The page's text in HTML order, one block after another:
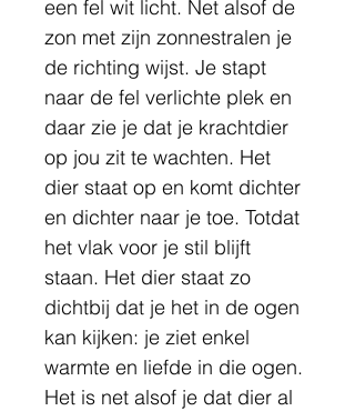
een fel wit licht. Net alsof de
zon met zijn zonnestralen je
de richting wijst. Je stapt
naar de fel verlichte plek en
daar zie je dat je krachtdier
op jou zit te wachten. Het
dier staat op en komt dichter
en dichter naar je toe. Totdat
het vlak voor je stil blijft
staan. Het dier staat zo
dichtbij dat je het in de ogen
kan kijken: je ziet enkel
warmte en liefde in die ogen.
Het is net alsof je dat dier al